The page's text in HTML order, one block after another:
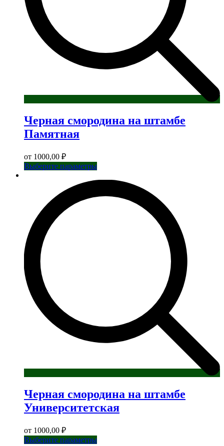
Черная смородина на штамбе
Памятная
от 1000,00 ₽
Выберите параметрыЭтот
вариаций.
Черная смородина на штамбе
Университетская
от 1000,00 ₽
Выберите параметрыЭтот